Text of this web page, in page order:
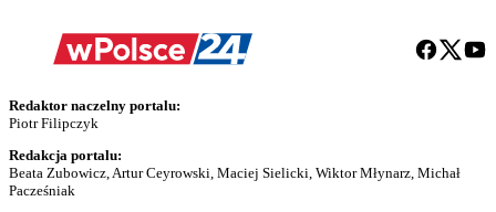
Redaktor naczelny portalu:
Piotr Filipczyk
Redakcja portalu:
Beata Zubowicz, Artur Ceyrowski, Maciej Sielicki, Wiktor Młynarz, Michał
Pacześniak